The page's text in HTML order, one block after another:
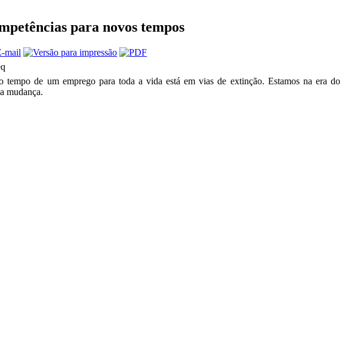
para novos tempos
tempo de um emprego para toda a vida está em vias de extinção. Estamos na era do
mudança.